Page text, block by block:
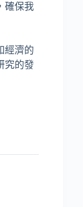
確保我
經濟的
究的發